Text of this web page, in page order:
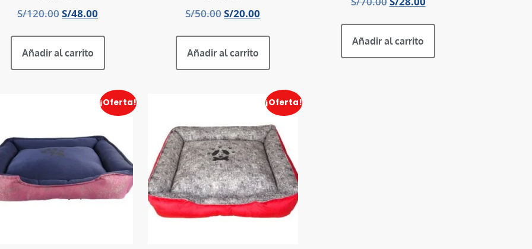
S/120.00S/48.00
Añadir al carrito
S/50.00S/20.00
Añadir al carrito
Añadir al carrito
¡Oferta! ¡Oferta!